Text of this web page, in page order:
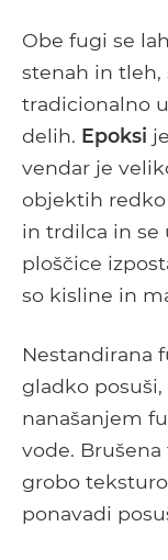
Obe fugi se
stenah in
tradicionalno
delih. Epoksi
vendar je
objektih redko
in trdilca in se
ploščice
so kisline in
Nestandirana
gladko
nanašanjem
vode.
grobo
ponavadi